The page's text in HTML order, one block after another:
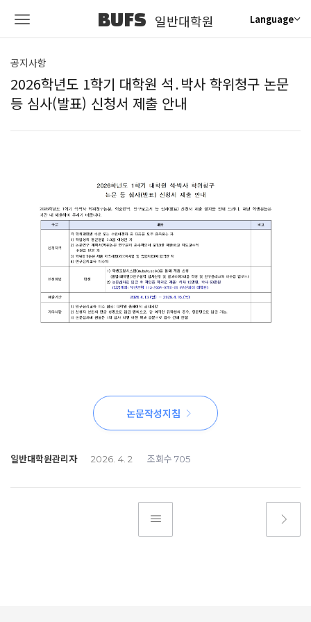
BUFS 일반대학원 Language
공지사항
2026학년도 1학기 대학원 석․박사 학위청구 논문
등 심사(발표) 신청서 제출 안내
논문작성지침
일반대학원관리자 2026. 4. 2 조회수 705